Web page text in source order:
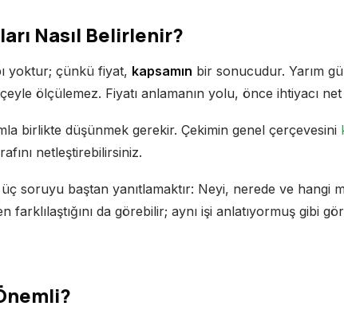
Nasıl Belirlenir?
yoktur; çünkü fiyat, kapsamın bir sonucudur. Yarım
ölçülemez. Fiyatı anlamanın yolu, önce ihtiyacı net
birlikte düşünmek gerekir. Çekimin genel çerçevesini
netleştirebilirsiniz.
soruyu baştan yanıtlamaktır: Neyi, nerede ve hangi
da görebilir; aynı işi anlatıyormuş gibi